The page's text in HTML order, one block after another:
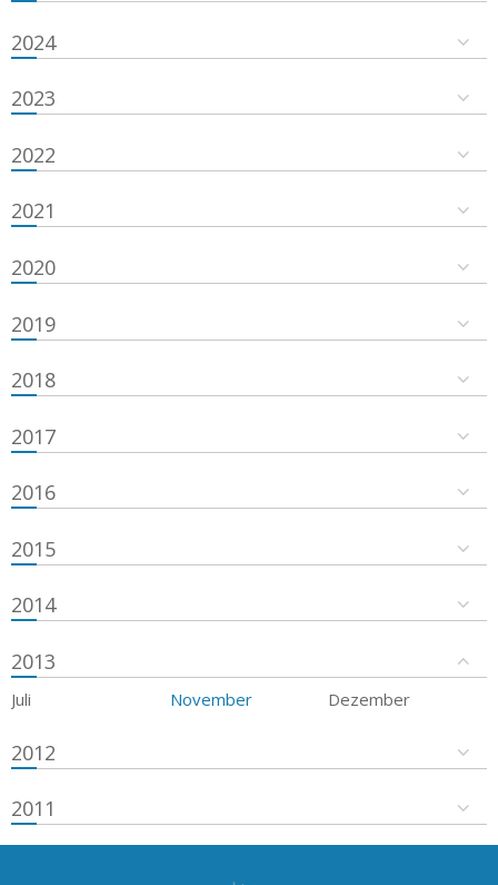
2024
2023
2022
2021
2020
2019
2018
2017
2016
2015
2014
2013
Juli November Dezember
2012
2011